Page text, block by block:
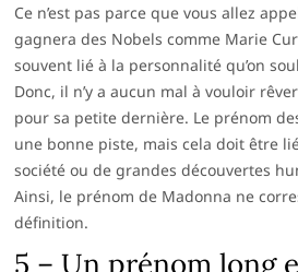
Ce n’est pas parce que vous allez
gagnera des Nobels comme Marie
souvent lié à la personnalité qu’on
Donc, il n’y a aucun mal à vouloir
pour sa petite dernière. Le prénom
une bonne piste, mais cela doit être
société ou de grandes découvertes
Ainsi, le prénom de Madonna ne
définition.
5 – Un prénom long